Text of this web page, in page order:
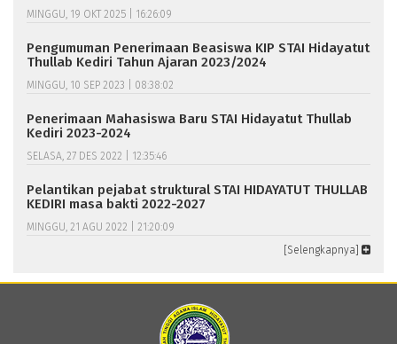
MINGGU, 19 OKT 2025 | 16:26:09
Pengumuman Penerimaan Beasiswa KIP STAI Hidayatut
Thullab Kediri Tahun Ajaran 2023/2024
MINGGU, 10 SEP 2023 | 08:38:02
Penerimaan Mahasiswa Baru STAI Hidayatut Thullab
Kediri 2023-2024
SELASA, 27 DES 2022 | 12:35:46
Pelantikan pejabat struktural STAI HIDAYATUT THULLAB
KEDIRI masa bakti 2022-2027
MINGGU, 21 AGU 2022 | 21:20:09
[Selengkapnya]